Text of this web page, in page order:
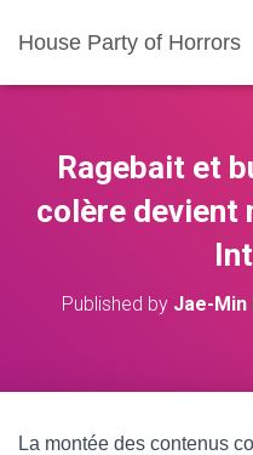
House Party of Horrors
Ragebait et
colère devient
Published by Jae-Min
La montée des contenus